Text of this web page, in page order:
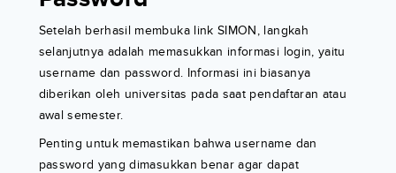
Setelah berhasil membuka link SIMON, langkah
selanjutnya adalah memasukkan informasi login, yaitu
username dan password. Informasi ini biasanya
diberikan oleh universitas pada saat pendaftaran atau
awal semester.
Penting untuk memastikan bahwa username dan
password yang dimasukkan benar agar dapat